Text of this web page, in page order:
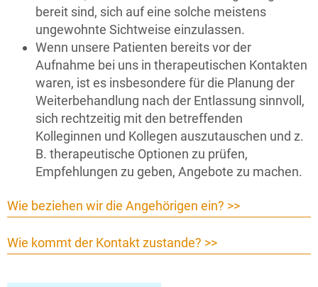
bereit sind, sich auf eine solche meistens
ungewohnte Sichtweise einzulassen.
Wenn unsere Patienten bereits vor der
Aufnahme bei uns in therapeutischen Kontakten
waren, ist es insbesondere für die Planung der
Weiterbehandlung nach der Entlassung sinnvoll,
sich rechtzeitig mit den betreffenden
Kolleginnen und Kollegen auszutauschen und z.
B. therapeutische Optionen zu prüfen,
Empfehlungen zu geben, Angebote zu machen.
Wie beziehen wir die Angehörigen ein? >>
Wie kommt der Kontakt zustande? >>